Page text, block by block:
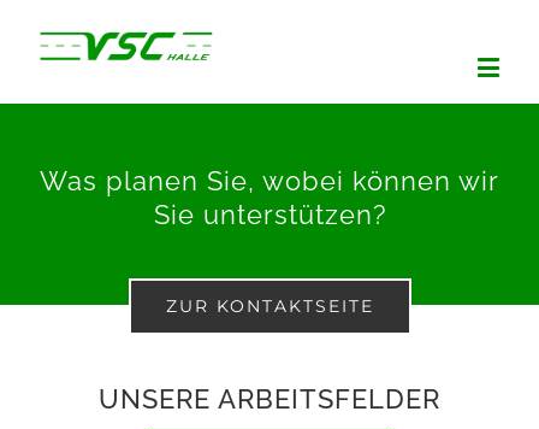
Was planen Sie, wobei können wir
Sie unterstützen?
ZUR KONTAKTSEITE
UNSERE ARBEITSFELDER